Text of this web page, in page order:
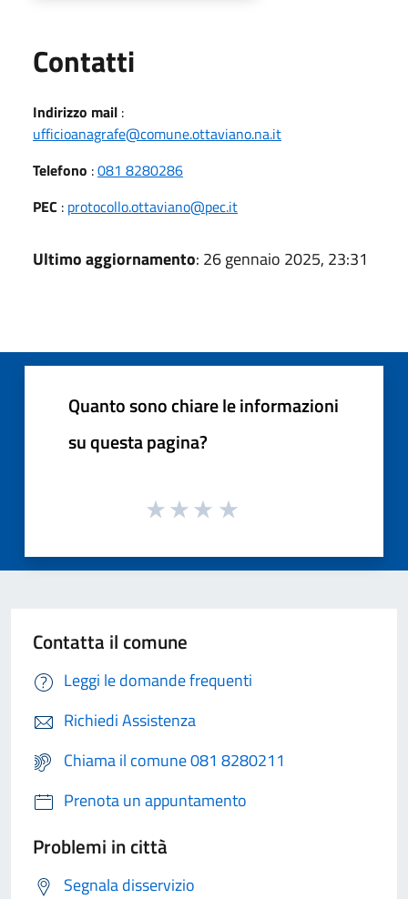
Contatti
Indirizzo mail :
ufficioanagrafe@comune.ottaviano.na.it
Telefono :081 8280286
PEC : protocollo.ottaviano@pec.it
Ultimo aggiornamento: 26 gennaio 2025, 23:31
Quanto sono chiare le informazioni
su questa pagina?
Contatta il comune
Leggi le domande frequenti
Richiedi Assistenza
Chiama il comune 081 8280211
Prenota un appuntamento
Problemi in città
Segnala disservizio